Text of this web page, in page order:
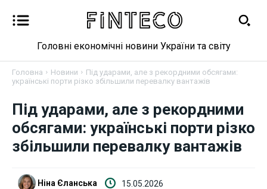
Новини
Бізнес
Головні економічні новини України та світу
Головна Новини
Під ударами, але з рекордними обсягами:
українські порти різко збільшили перевалку вантажів
Під ударами, але з рекордними
обсягами: українські порти різко
збільшили перевалку вантажів
Ніна Єланська 15.05.2026